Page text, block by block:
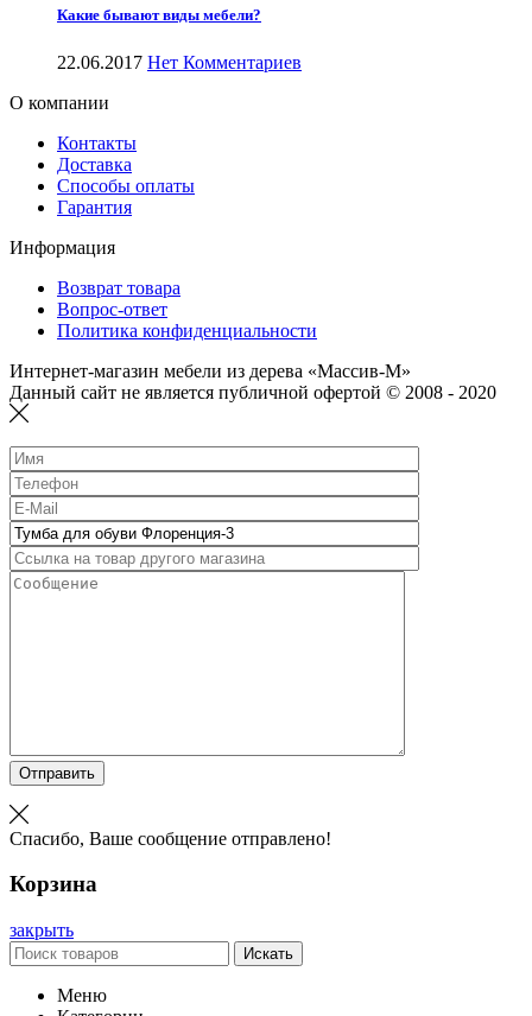
Какие бывают виды мебели?
22.06.2017 Нет Комментариев
О компании
Контакты
Доставка
Способы оплаты
Гарантия
Информация
Возврат товара
Вопрос-ответ
Политика конфиденциальности
Интернет-магазин мебели из дерева «Массив-М»
Данный сайт не является публичной офертой © 2008 - 2020
Отправить
Спасибо, Ваше сообщение отправлено!
Корзина
закрыть
Искать
Меню